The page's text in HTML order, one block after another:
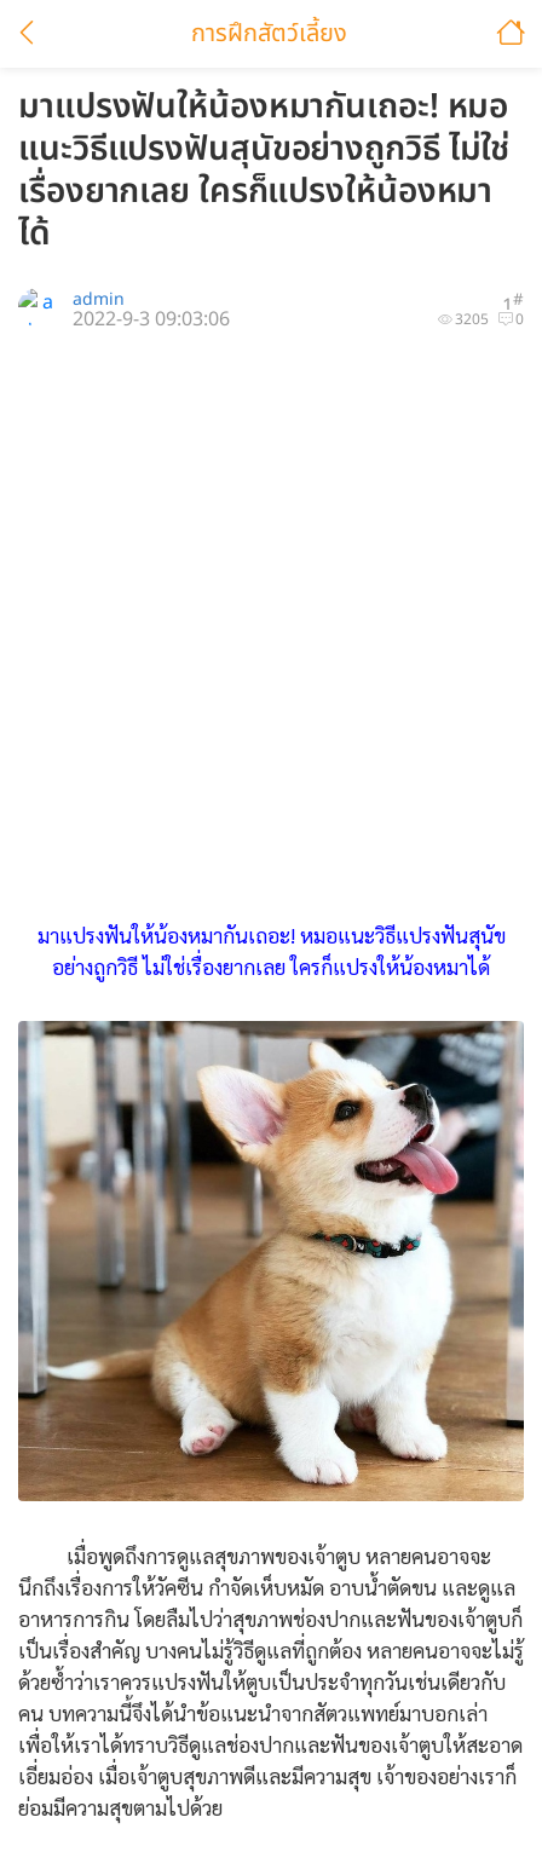
การฝึกสัตว์เลี้ยง
มาแปรงฟันให้น้องหมากันเถอะ! หมอ
แนะวิธีแปรงฟันสุนัขอย่างถูกวิธี ไม่ใช่
เรื่องยากเลย ใครก็แปรงให้น้องหมา
ได้
1#
admin
3205 0
2022-9-3 09:03:06
มาแปรงฟันให้น้องหมากันเถอะ! หมอแนะวิธีแปรงฟันสุนัข
อย่างถูกวิธี ไม่ใช่เรื่องยากเลย ใครก็แปรงให้น้องหมาได้
เมื่อพูดถึงการดูแลสุขภาพของเจ้าตูบ หลายคนอาจจะ
นึกถึงเรื่องการให้วัคซีน กำจัดเห็บหมัด อาบน้ำตัดขน และดูแล
อาหารการกิน โดยลืมไปว่าสุขภาพช่องปากและฟันของเจ้าตูบก็
เป็นเรื่องสำคัญ บางคนไม่รู้วิธีดูแลที่ถูกต้อง หลายคนอาจจะไม่รู้
ด้วยซ้ำว่าเราควรแปรงฟันให้ตูบเป็นประจำทุกวันเช่นเดียวกับ
คน บทความนี้จึงได้นำข้อแนะนำจากสัตวแพทย์มาบอกเล่า
เพื่อให้เราได้ทราบวิธีดูแลช่องปากและฟันของเจ้าตูบให้สะอาด
เอี่ยมอ่อง เมื่อเจ้าตูบสุขภาพดีและมีความสุข เจ้าของอย่างเราก็
ย่อมมีความสุขตามไปด้วย